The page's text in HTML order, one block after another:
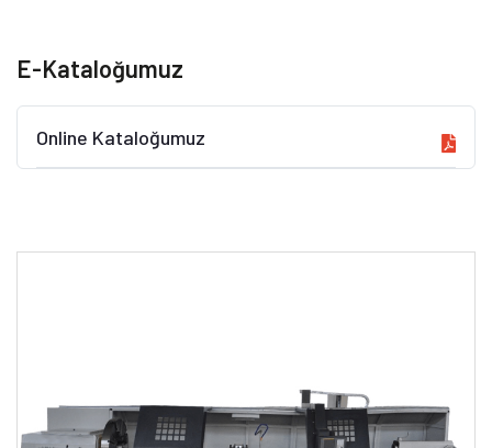
E-Kataloğumuz
Online Kataloğumuz